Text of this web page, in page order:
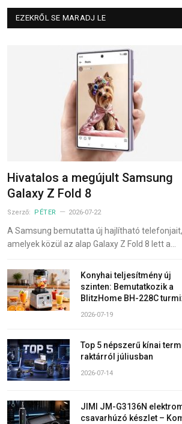
EZEKRŐL SE MARADJ LE
Hivatalos a megújult Samsung
Galaxy Z Fold 8
Szerző: PÉTER 2026-07-22
A Samsung bemutatta új hajlítható telefonjait,
amelyek közül az alap Galaxy Z Fold 8 lett a…
Konyhai teljesítmény új
szinten: Bemutatkozik a
BlitzHome BH-228C
2026-07-19
Top 5 népszerű kínai
raktárról júliusban
2026-07-14
JIMI JM-G3136N
csavarhúzó készlet –